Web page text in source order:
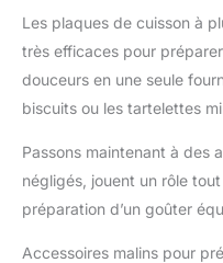
Les plaques de cuisson à
très efficaces pour
douceurs en une seule
biscuits ou les tartelettes
Passons maintenant à des
négligés, jouent un rôle
préparation d’un goûter
Accessoires malins pour